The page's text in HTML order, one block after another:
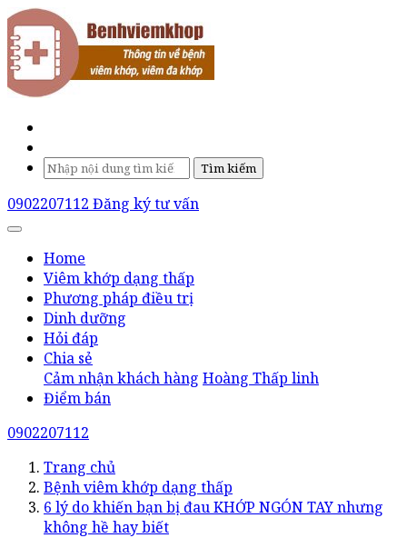
Tìm kiếm
0902207112 Đăng ký tư vấn
Home
Viêm khớp dạng thấp
Phương pháp điều trị
Dinh dưỡng
Hỏi đáp
Chia sẻ
Cảm nhận khách hàng Hoàng Thấp linh
Điểm bán
0902207112
Trang chủ
Bệnh viêm khớp dạng thấp
6 lý do khiến bạn bị đau KHỚP NGÓN TAY nhưng
không hề hay biết